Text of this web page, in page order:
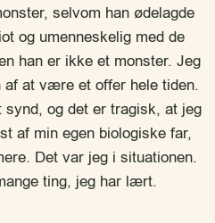
selvom han ødelagde
og umenneskelig med de
han er ikke et monster. Jeg
at være et offer hele tiden.
og det er tragisk, at jeg
af min egen biologiske far,
Det var jeg i situationen.
ting, jeg har lært.